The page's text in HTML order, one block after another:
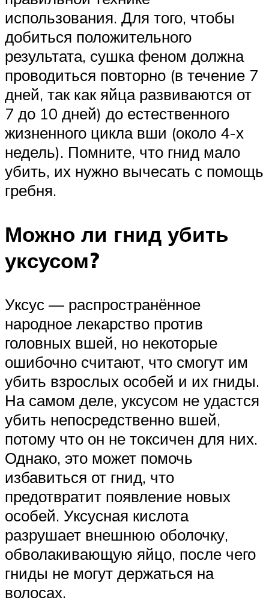
использования. Для того, чтобы
добиться положительного
результата, сушка феном должна
проводиться повторно (в течение 7
дней, так как яйца развиваются от
7 до 10 дней) до естественного
жизненного цикла вши (около 4-х
недель). Помните, что гнид мало
убить, их нужно вычесать с помощь
гребня.
Можно ли гнид убить
уксусом?
Уксус — распространённое
народное лекарство против
головных вшей, но некоторые
ошибочно считают, что смогут им
убить взрослых особей и их гниды.
На самом деле, уксусом не удастся
убить непосредственно вшей,
потому что он не токсичен для них.
Однако, это может помочь
избавиться от гнид, что
предотвратит появление новых
особей. Уксусная кислота
разрушает внешнюю оболочку,
обволакивающую яйцо, после чего
гниды не могут держаться на
волосах.